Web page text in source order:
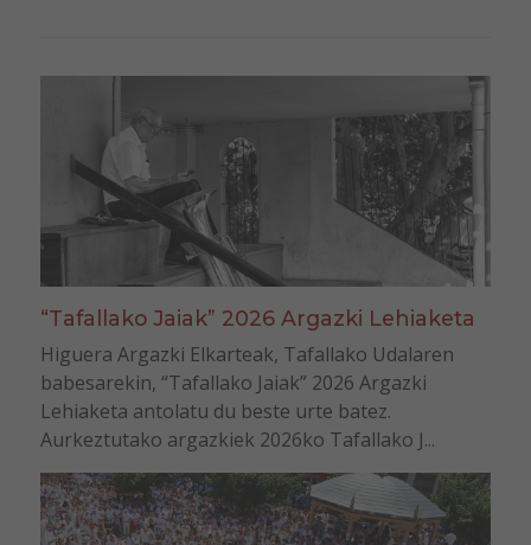
“Tafallako Jaiak” 2026 Argazki Lehiaketa
Higuera Argazki Elkarteak, Tafallako Udalaren
babesarekin, “Tafallako Jaiak” 2026 Argazki
Lehiaketa antolatu du beste urte batez.
Aurkeztutako argazkiek 2026ko Tafallako J...